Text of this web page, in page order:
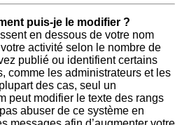
puis-je le modifier ?
en dessous de votre nom
activité selon le nombre de
publié ou identifient certains
comme les administrateurs et les
des cas, seul un
peut modifier le texte des rangs
abuser de ce système en